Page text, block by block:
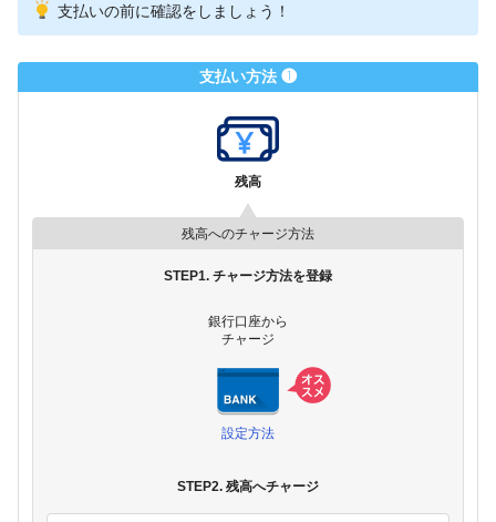
支払いの前に確認をしましょう！
支払い方法 ❶
残高
残高へのチャージ方法
STEP1. チャージ方法を登録
銀行口座から
チャージ
設定方法
STEP2. 残高へチャージ